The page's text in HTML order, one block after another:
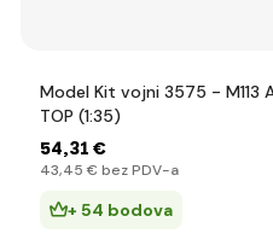
Model Kit vojni 3575 - M113
TOP (1:35)
54,31 €
43,45 € bez PDV-a
+ 54 bodova